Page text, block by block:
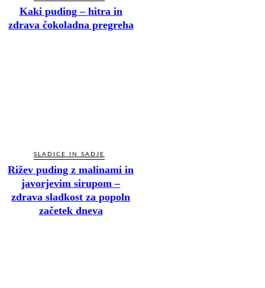
Kaki puding – hitra in
zdrava čokoladna pregreha
SLADICE IN SADJE
Rižev puding z malinami in
javorjevim sirupom –
zdrava sladkost za popoln
začetek dneva